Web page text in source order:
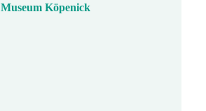
Museum Köpenick